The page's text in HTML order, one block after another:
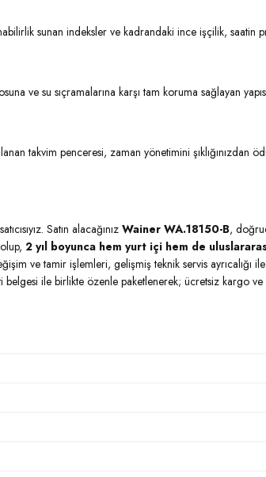
sunan indeksler ve kadrandaki ince işçilik, saatin
ve su sıçramalarına karşı tam koruma sağlayan
takvim penceresi, zaman yönetimini şıklığınızdan
Satın alacağınızWainer WA.18150-B,
2 yıl boyunca hem yurt içi hem de
ve tamir işlemleri, gelişmiş teknik servis ayrıcalığı ile
belgesi ile birlikte özenle paketlenerek; ücretsiz kargo